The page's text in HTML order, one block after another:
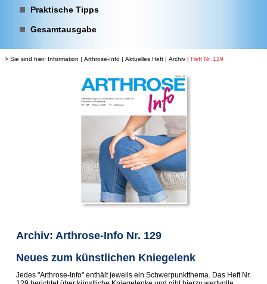
Praktische Tipps
Gesamtausgabe
> Sie sind hier: Information | Arthrose-Info | Aktuelles Heft | Archiv | Heft Nr. 129
Archiv: Arthrose-Info Nr. 129
Neues zum künstlichen Kniegelenk
Jedes "Arthrose-Info" enthält jeweils ein Schwerpunktthema. Das Heft Nr.